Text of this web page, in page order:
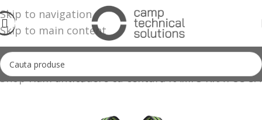
Skip to navigation
Skip to main content
Shop Ham anticădere cu centură KAMI 3 KRATOS